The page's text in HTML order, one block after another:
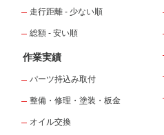
走行距離 - 少ない順
総額 - 安い順
作業実績
パーツ持込み取付
整備・修理・塗装・板金
オイル交換